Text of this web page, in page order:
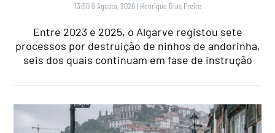
13:50 9 Agosto, 2026 | Henrique Dias Freire
Entre 2023 e 2025, o Algarve registou sete
processos por destruição de ninhos de andorinha,
seis dos quais continuam em fase de instrução